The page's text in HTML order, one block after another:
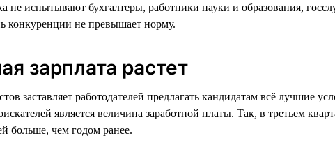
не испытывают бухгалтеры, работники науки и образования,
конкуренции не превышает норму.
зарплата растет
заставляет работодателей предлагать кандидатам всё лучшие
является величина заработной платы. Так, в третьем
больше, чем годом ранее.